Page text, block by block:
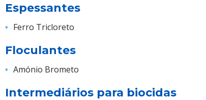
Espessantes
Ferro Tricloreto
Floculantes
Amónio Brometo
Intermediários para biocidas